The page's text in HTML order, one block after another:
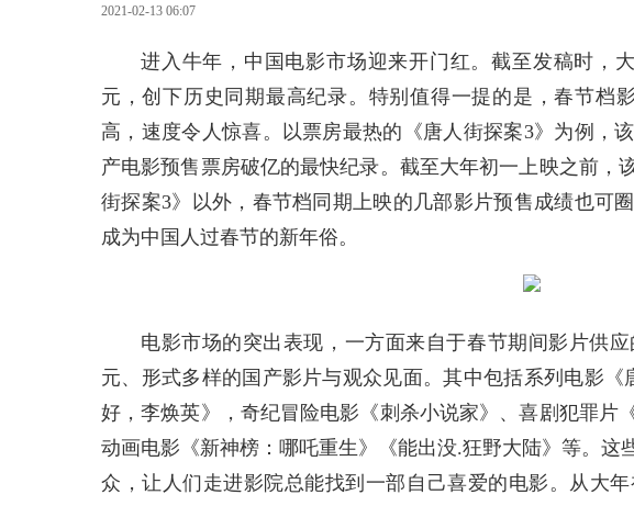
2021-02-13 06:07
进入牛年，中国电影市场迎来开门红。截至发稿时，
元，创下历史同期最高纪录。特别值得一提的是，春节档
高，速度令人惊喜。以票房最热的《唐人街探案3》为例，
产电影预售票房破亿的最快纪录。截至大年初一上映之前，
街探案3》以外，春节档同期上映的几部影片预售成绩也可
成为中国人过春节的新年俗。
电影市场的突出表现，一方面来自于春节期间影片供
元、形式多样的国产影片与观众见面。其中包括系列电影
好，李焕英》，奇纪冒险电影《刺杀小说家》、喜剧犯罪片
动画电影《新神榜：哪吒重生》《能出没.狂野大陆》等。这
众，让人们走进影院总能找到一部自己喜爱的电影。从大